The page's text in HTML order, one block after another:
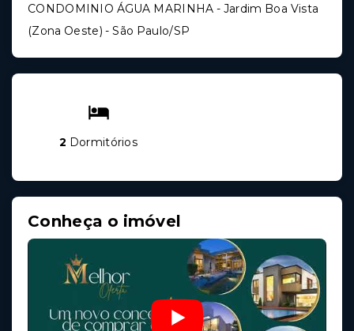
CONDOMINIO ÁGUA MARINHA - Jardim Boa Vista
(Zona Oeste) - São Paulo/SP
2 Dormitórios
Conheça o imóvel